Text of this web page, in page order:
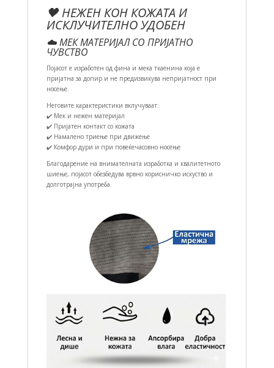
🖤 НЕЖЕН КОН КОЖАТА И
ИСКЛУЧИТЕЛНО УДОБЕН
☁️ МЕК МАТЕРИЈАЛ СО ПРИЈАТНО
ЧУВСТВО
Појасот е изработен од фина и мека ткаенина која е
пријатна за допир и не предизвикува непријатност при
носење.
Неговите карактеристики вклучуваат:
✔️ Мек и нежен материјал
✔️ Пријатен контакт со кожата
✔️ Намалено триење при движење
✔️ Комфор дури и при повеќечасовно носење
Благодарение на внимателната изработка и квалитетното
шиење, појасот обезбедува врвно корисничко искуство и
долготрајна употреба.